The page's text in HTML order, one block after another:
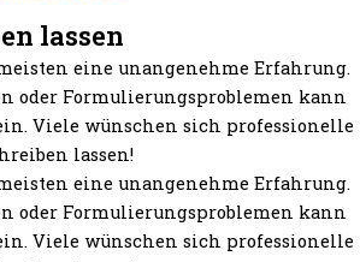
lassen
eine unangenehme Erfahrung.
oder Formulierungsproblemen kann
Viele wünschen sich professionelle
lassen!
eine unangenehme Erfahrung.
oder Formulierungsproblemen kann
Viele wünschen sich professionelle